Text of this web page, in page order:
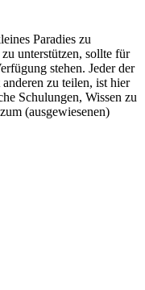
Paradies zu
unterstützen, sollte für
stehen. Jeder der
zu teilen, ist hier
Schulungen, Wissen zu
(ausgewiesenen)